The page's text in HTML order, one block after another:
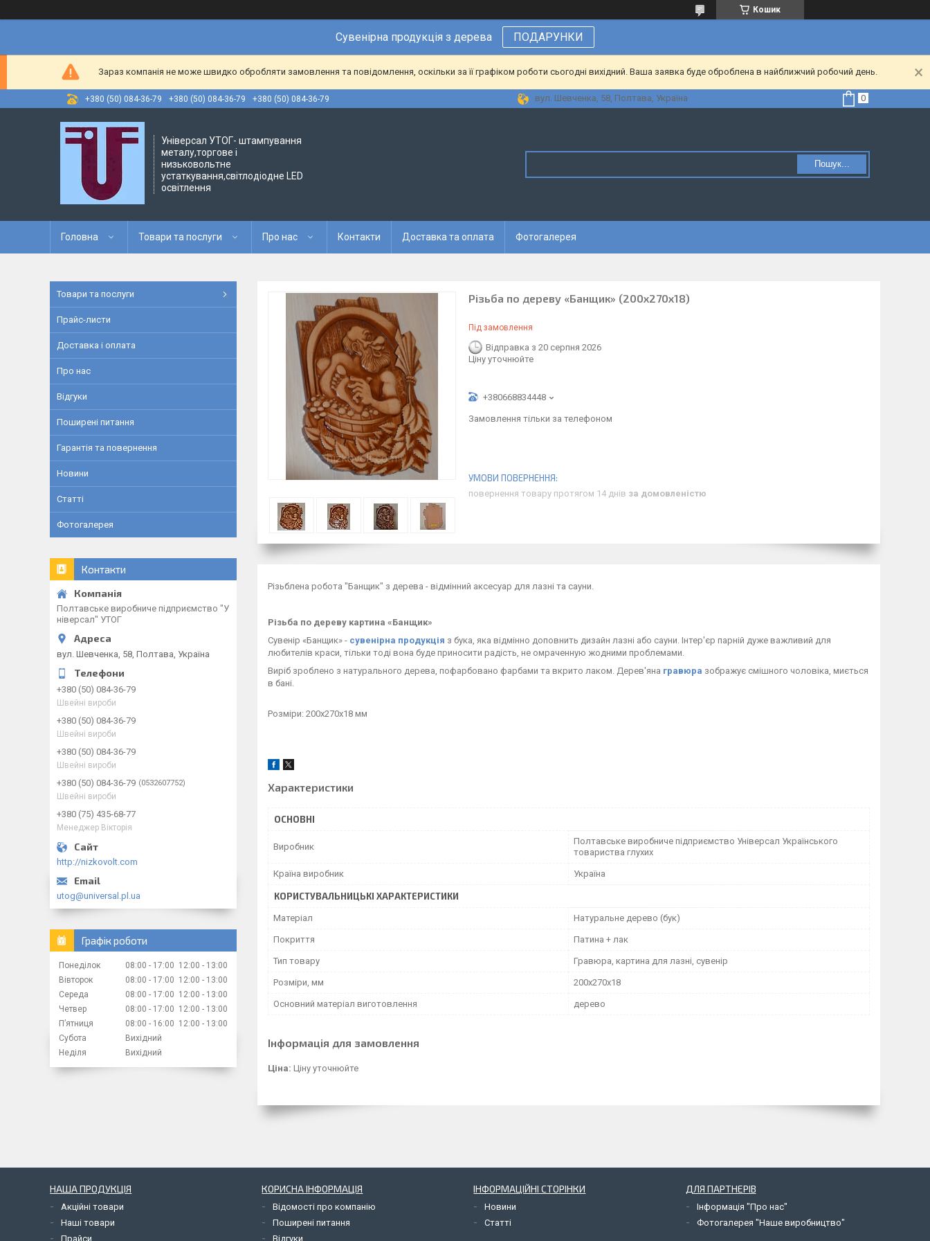
Кошик
Сувенірна продукція з дерева ПОДАРУНКИ
Зараз компанія не може швидко обробляти замовлення та повідомлення, оскільки за її графіком роботи сьогодні вихідний. Ваша заявка буде оброблена в найближчий робочий день.
+380 (50) 084-36-79 +380 (50) 084-36-79 +380 (50) 084-36-79 вул. Шевченка, 58, Полтава, Україна
Універсал УТОГ- штампування
металу,торгове і
низьковольтне
устаткування,світлодіодне LED
освітлення
Пошук...
Головна Товари та послуги Про нас Контакти Доставка та оплата Фотогалерея
Різьба по дереву «Банщик» (200x270x18)
Під замовлення
Відправка з 20 серпня 2026
Ціну уточнюйте
+380668834448
Замовлення тільки за телефоном
повернення товару протягом 14 днів за домовленістю
Різьблена робота "Банщик" з дерева - відмінний аксесуар для лазні та сауни.
Різьба по дереву картина «Банщик»
Сувенір «Банщик» - сувенірна продукція з бука, яка відмінно доповнить дизайн лазні або сауни. Інтер'єр парній дуже важливий для
любителів краси, тільки тоді вона буде приносити радість, не омраченную жодними проблемами.
Виріб зроблено з натурального дерева, пофарбовано фарбами та вкрито лаком. Дерев'яна гравюра зображує смішного чоловіка, миється
в бані.
Розміри: 200х270х18 мм
Характеристики
ОСНОВНІ
Виробник
Полтавське виробниче підприємство Універсал Українського
товариства глухих
Країна виробник Україна
КОРИСТУВАЛЬНИЦЬКІ ХАРАКТЕРИСТИКИ
Матеріал Натуральне дерево (бук)
Покриття Патина + лак
Тип товару Гравюра, картина для лазні, сувенір
Розміри, мм 200х270х18
Основний матеріал виготовлення дерево
Інформація для замовлення
Ціна: Ціну уточнюйте
Товари та послуги
Прайс-листи
Доставка і оплата
Про нас
Відгуки
Поширені питання
Гарантія та повернення
Новини
Статті
Фотогалерея
Контакти
Полтавське виробниче підприємство "У
ніверсал" УТОГ
вул. Шевченка, 58, Полтава, Україна
+380 (50) 084-36-79
Швейні вироби
+380 (50) 084-36-79
Швейні вироби
+380 (50) 084-36-79
Швейні вироби
+380 (50) 084-36-79 0532607752
Швейні вироби
+380 (75) 435-68-77
Менеджер Вікторія
http://nizkovolt.com
utog@universal.pl.ua
Графік роботи
Понеділок 08:00 17:00 12:00
13:00
Вівторок
08:00 17:00 12:00
13:00
Середа
08:00 17:00 12:00
13:00
Четвер
08:00 17:00 12:00
13:00
Пʼятниця
08:00 16:00 12:00
13:00
Субота
Вихідний
Неділя
Вихідний
НАША ПРОДУКЦІЯ
Акційні товари
Наші товари
Прайси
КОРИСНА ІНФОРМАЦІЯ
Відомості про компанію
Поширені питання
Відгуки
ІНФОРМАЦІЙНІ СТОРІНКИ
Новини
Статті
ДЛЯ ПАРТНЕРІВ
Інформація "Про нас"
Фотогалерея "Наше виробництво"